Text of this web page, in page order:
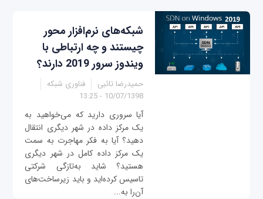
شبکه‌های نرم‌افزار محور
چیستند و چه ارتباطی با
ویندوز سرور 2019 دارند؟
حمیدرضا تائبی
فناوری شبکه
10/07/1398 - 13:25
آیا سروری دارید که می‌خواهید به
یک مرکز داده در شهر دیگری انتقال
دهید؟ آیا به فکر مهاجرت به سمت
یک مرکز داده کامل در شهر دیگری
هستید؟ شاید به‌تازگی شرکتی
تاسیس کرده‌اید و باید زیرساخت‌های
آن‌را به...